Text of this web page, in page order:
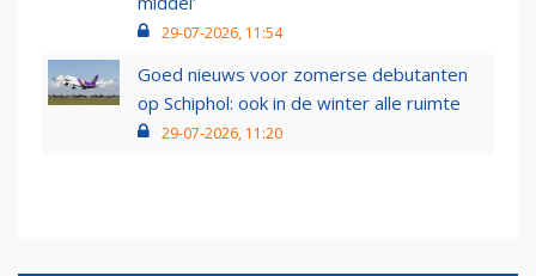
29-07-2026, 11:54
Goed nieuws voor zomerse debutanten
op Schiphol: ook in de winter alle ruimte
29-07-2026, 11:20